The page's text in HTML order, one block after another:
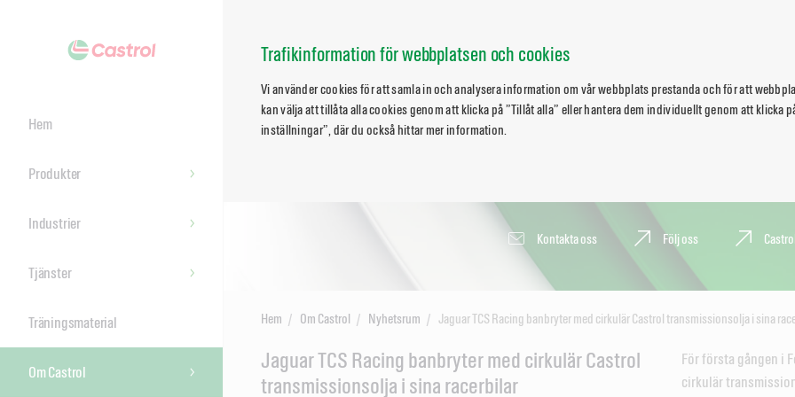
Trafikinformation för webbplatsen och cookies
Vi använder cookies för att samla in och analysera information om vår webbplats prestanda och för att
kan välja att tillåta alla cookies genom att klicka på ”Tillåt alla” eller hantera dem individuellt genom att klicka
inställningar”, där du också hittar mer information.
Kontakta oss Följ oss
Hem
Produkter
Industrier
Tjänster
Träningsmaterial
Om Castrol
Hem Om Castrol Nyhetsrum Jaguar TCS Racing banbryter med cirkulär Castrol transmissionsolja i sina
Jaguar TCS Racing banbryter med cirkulär Castrol
transmissionsolja i sina racerbilar
För första gången i
cirkulär